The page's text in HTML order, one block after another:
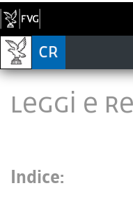
LEGGI E
Indice: